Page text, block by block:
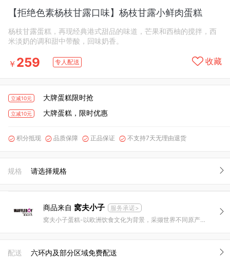
【拒绝色素杨枝甘露口味】杨枝甘露小鲜肉蛋糕
杨枝甘露蛋糕，再现经典港式甜品的味道，芒果和西柚的搅拌，西
米淡奶的调和甜中带酸，回味奶香。
￥ 259 专人配送 收藏
立减10元 大牌蛋糕限时抢
立减10元 大牌蛋糕，限时优惠
 积分抵现  品质保障  正品保证  不支持7天无理由退货
规格 请选择规格
商品来自 窝夫小子
服务承诺>
窝夫小子蛋糕-以欧洲饮食文化为背景，采撷世界不同原产地顶级原料，烘焙世界美味！
配送 六环内及部分区域免费配送